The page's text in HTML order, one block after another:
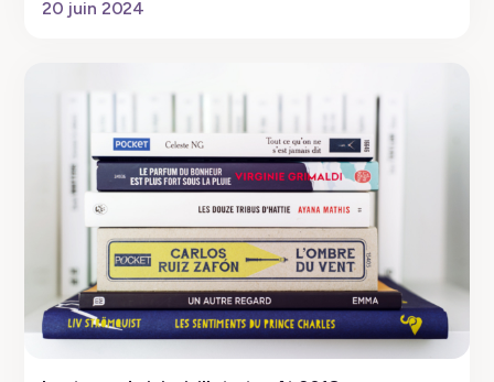
20 juin 2024